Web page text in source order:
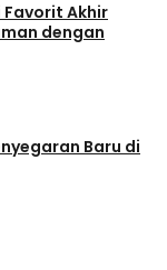
Akhir
dengan